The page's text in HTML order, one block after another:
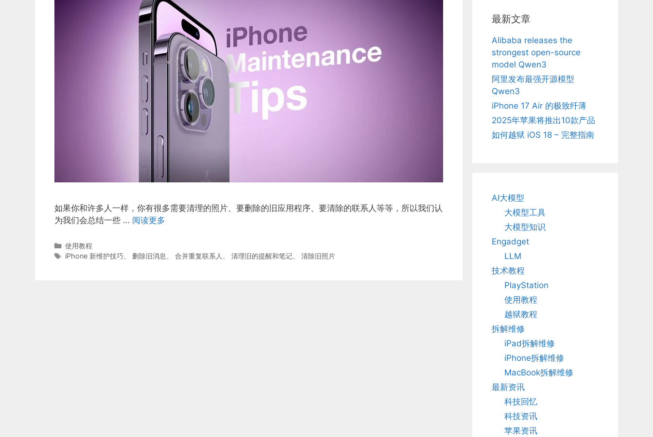
如果你和许多人一样，你有很多需要清理的照片、要删除的旧应用程序、要清除的联系人等等，所以我们认
为我们会总结一些 … 阅读更多
分
类
使用教程
标
iPhone 新维护技巧、 删除旧消息 合并重复联系人 清理旧的提醒和笔记、 清除旧照片
最新文章
Alibaba releases the
strongest open-source
model Qwen3
阿里发布最强开源模型
Qwen3
iPhone 17 Air 的极致纤薄
2025年苹果将推出10款产品
如何越狱 iOS 18 – 完整指南
AI大模型
大模型工具
大模型知识
Engadget
LLM
技术教程
PlayStation
使用教程
越狱教程
拆解维修
iPad拆解维修
iPhone拆解维修
MacBook拆解维修
最新资讯
科技回忆
科技资讯
苹果资讯